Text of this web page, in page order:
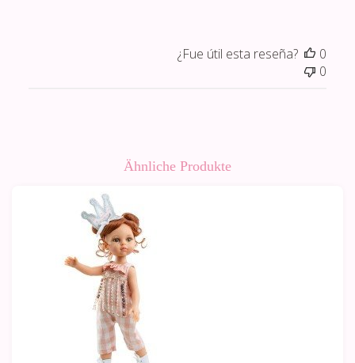
¿Fue útil esta reseña?
0
0
Ähnliche Produkte